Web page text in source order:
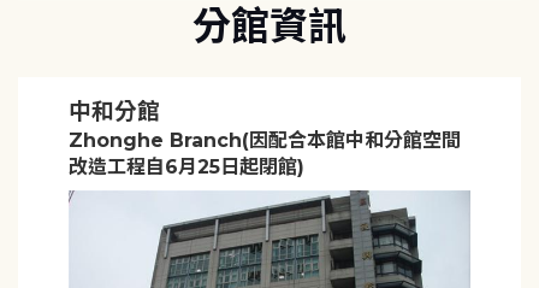
分館資訊
中和分館
Zhonghe Branch(因配合本館中和分館空間
改造工程自6月25日起閉館)